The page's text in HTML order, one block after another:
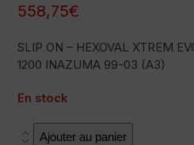
558,75€
SLIP ON – HEXOVAL XTREM
1200 INAZUMA 99-03 (A3)
En stock
quantitéAjouter au panier